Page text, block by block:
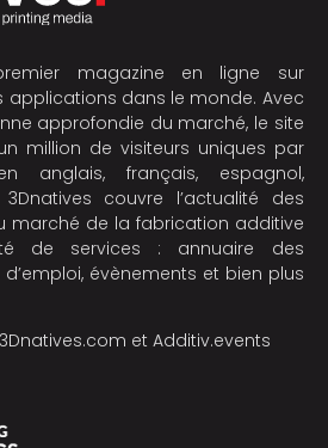
magazine en ligne sur
applications dans le monde. Avec
approfondie du marché, le site
million de visiteurs uniques par
anglais, français, espagnol,
couvre l’actualité des
marché de la fabrication additive
de services : annuaire des
évènements et bien plus
3Dnatives.com et Additiv.events